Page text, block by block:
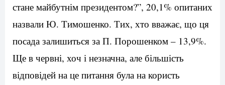
стане майбутнім президентом?”, 20,1% опитаних
назвали Ю. Тимошенко. Тих, хто вважає, що ця
посада залишиться за П. Порошенком – 13,9%.
Ще в червні, хоч і незначна, але більшість
відповідей на це питання була на користь